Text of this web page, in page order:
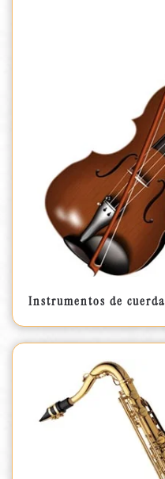
Instrumentos de cuerda